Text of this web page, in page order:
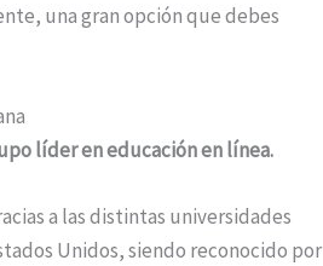
una gran opción que debes
líder en educación en línea.
a las distintas universidades
Unidos, siendo reconocido por